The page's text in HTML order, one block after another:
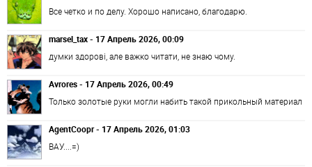
Все четко и по делу. Хорошо написано, благодарю.
marsel_tax - 17 Апрель 2026, 00:09
думки здорові, але важко читати, не знаю чому.
Avrores - 17 Апрель 2026, 00:49
Только золотые руки могли набить такой прикольный материал
AgentCoopr - 17 Апрель 2026, 01:03
ВАУ....=)